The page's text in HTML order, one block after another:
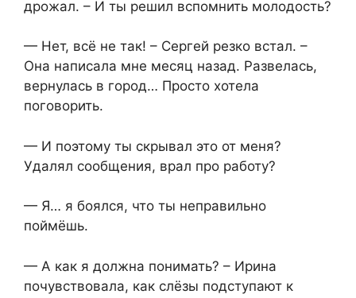
дрожал. – И ты решил вспомнить молодость?
— Нет, всё не так! – Сергей резко встал. –
Она написала мне месяц назад. Развелась,
вернулась в город… Просто хотела
поговорить.
— И поэтому ты скрывал это от меня?
Удалял сообщения, врал про работу?
— Я… я боялся, что ты неправильно
поймёшь.
— А как я должна понимать? – Ирина
почувствовала, как слёзы подступают к